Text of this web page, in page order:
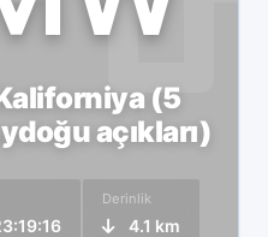
(5
açıkları)
Derinlik
4.1 km